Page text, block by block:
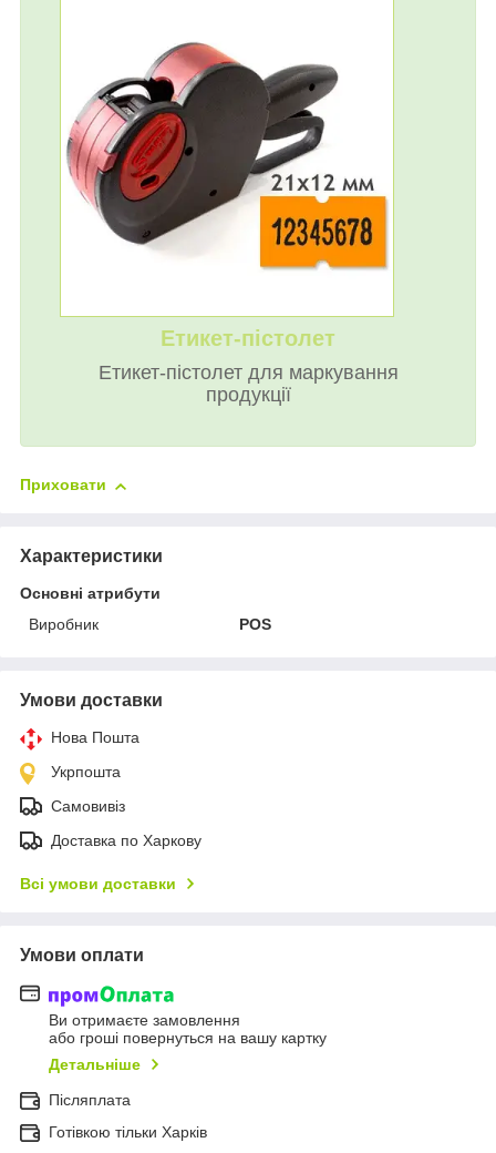
Етикет-пістолет
Етикет-пістолет для маркування
продукції
Приховати
Характеристики
Основні атрибути
Виробник
POS
Умови доставки
Нова Пошта
Укрпошта
Самовивіз
Доставка по Харкову
Всі умови доставки
Умови оплати
Ви отримаєте замовлення
або гроші повернуться на вашу картку
Детальніше
Післяплата
Готівкою тільки Харків